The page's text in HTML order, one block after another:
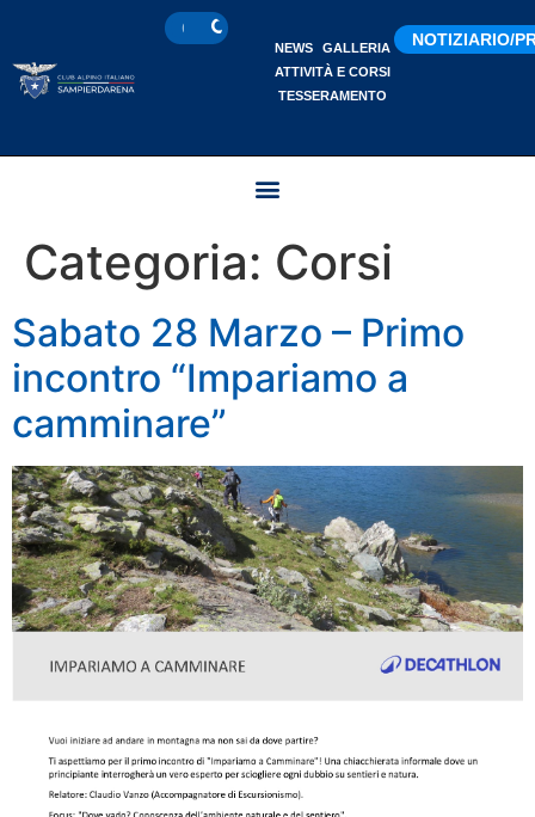
NEWS
GALLERIA
ATTIVITÀ E CORSI
TESSERAMENTO
NOTIZIARIO/
Categoria: Corsi
Sabato 28 Marzo – Primo
incontro “Impariamo a
camminare”